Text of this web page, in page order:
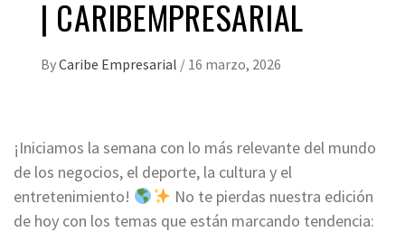
| CARIBEMPRESARIAL
ByCaribe Empresarial / 16 marzo, 2026
¡Iniciamos la semana con lo más relevante del mundo
de los negocios, el deporte, la cultura y el
entretenimiento!
No te pierdas nuestra edición
de hoy con los temas que están marcando tendencia: